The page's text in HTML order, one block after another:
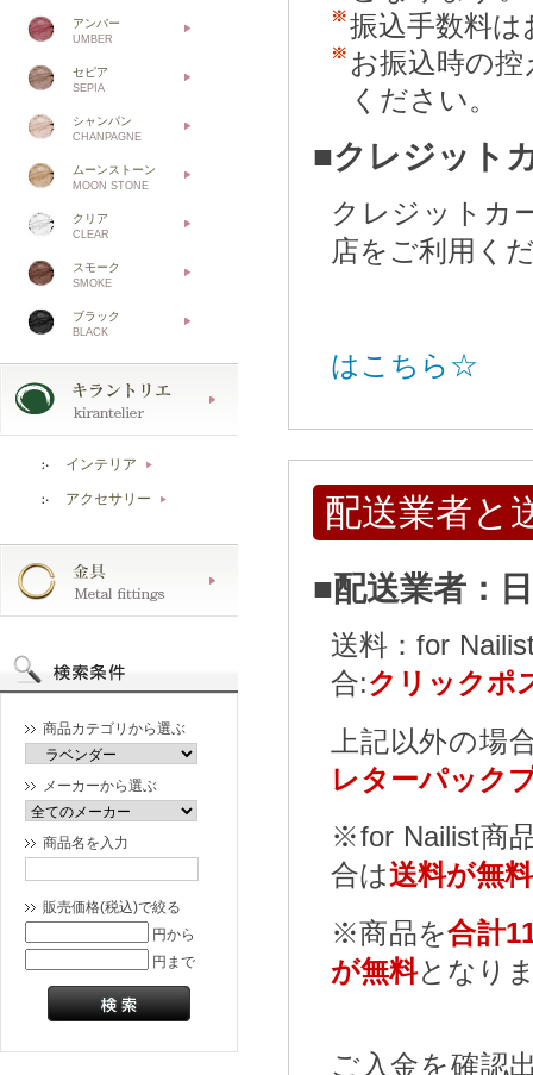
アンバー
UMBER
セピア
SEPIA
シャンパン
CHANPAGNE
ムーンストーン
MOON STONE
クリア
CLEAR
スモーク
SMOKE
ブラック
BLACK
インテリア ▶
アクセサリー ▶
商品カテゴリから選ぶ
メーカーから選ぶ
商品名を入力
販売価格(税込)で絞る
円から
円まで
振込手数料
お振込時の
ください。
■クレジット
クレジットカ
店をご利用く
はこちら☆
配送業者と
■配送業者：
送料：for
合:クリックポ
上記以外の場
レターパック
※for Nailist商
合は送料が無料
※商品を合計
が無料となり
ご入金を確認